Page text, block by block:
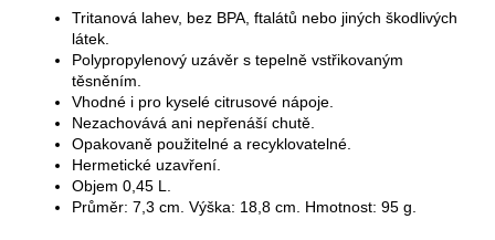
Tritanová lahev, bez BPA, ftalátů nebo jiných škodlivých
látek.
Polypropylenový uzávěr s tepelně vstřikovaným
těsněním.
Vhodné i pro kyselé citrusové nápoje.
Nezachovává ani nepřenáší chutě.
Opakovaně použitelné a recyklovatelné.
Hermetické uzavření.
Objem 0,45 L.
Průměr: 7,3 cm. Výška: 18,8 cm. Hmotnost: 95 g.